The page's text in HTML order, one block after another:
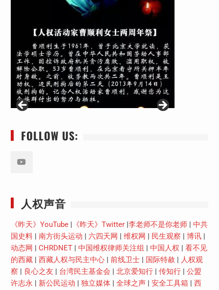
FOLLOW US:
人权声音
《昨天》YouTube| 《昨天》Twitter| 李老师不是你老师| 中共
国史料| 南方街头运动 六四天网 维权网 民生观察 博讯|
动态网
CHRDNET| 中国维权律师关注组 中国人权
看不见
的西藏| 西藏人权与民主中心| 前线卫士| 国际特赦
人权观
察
良心之友 台湾民主基金会 北京爱知行| 传知行| 公盟
许志永
新公民运动 独立媒体| 全球之声| 安全工具箱
西